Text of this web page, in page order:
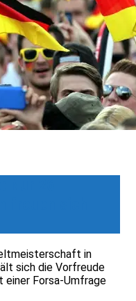
in
sich die Vorfreude
einer Forsa-Umfrage